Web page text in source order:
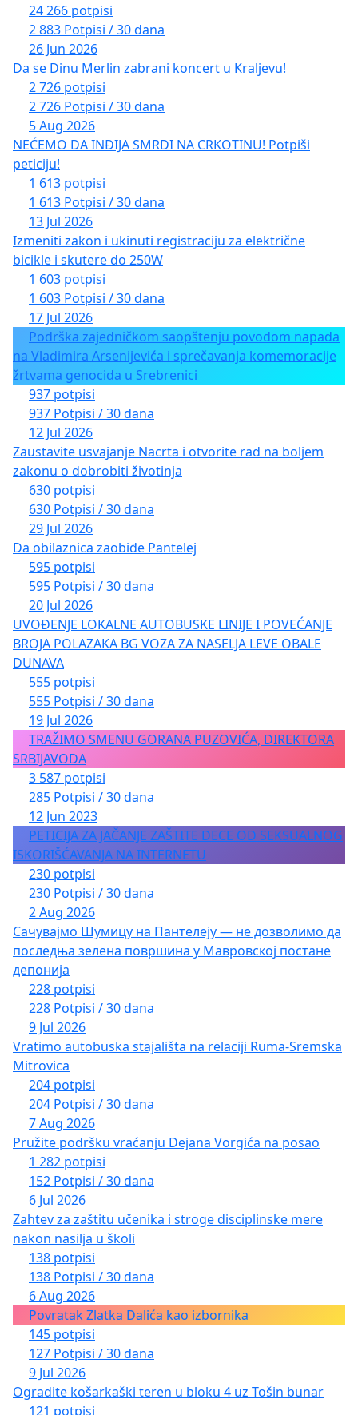
24 266 potpisi
2 883 Potpisi / 30 dana
26 Jun 2026
Da se Dinu Merlin zabrani koncert u Kraljevu!
2 726 potpisi
2 726 Potpisi / 30 dana
5 Aug 2026
NEĆEMO DA INĐIJA SMRDI NA CRKOTINU! Potpiši
peticiju!
1 613 potpisi
1 613 Potpisi / 30 dana
13 Jul 2026
Izmeniti zakon i ukinuti registraciju za električne
bicikle i skutere do 250W
1 603 potpisi
1 603 Potpisi / 30 dana
17 Jul 2026
Podrška zajedničkom saopštenju povodom napada
na Vladimira Arsenijevića i sprečavanja komemoracije
žrtvama genocida u Srebrenici
937 potpisi
937 Potpisi / 30 dana
12 Jul 2026
Zaustavite usvajanje Nacrta i otvorite rad na boljem
zakonu o dobrobiti životinja
630 potpisi
630 Potpisi / 30 dana
29 Jul 2026
Da obilaznica zaobiđe Pantelej
595 potpisi
595 Potpisi / 30 dana
20 Jul 2026
UVOĐENJE LOKALNE AUTOBUSKE LINIJE I POVEĆANJE
BROJA POLAZAKA BG VOZA ZA NASELJA LEVE OBALE
DUNAVA
555 potpisi
555 Potpisi / 30 dana
19 Jul 2026
TRAŽIMO SMENU GORANA PUZOVIĆA, DIREKTORA
SRBIJAVODA
3 587 potpisi
285 Potpisi / 30 dana
12 Jun 2023
PETICIJA ZA JAČANJE ZAŠTITE DECE OD SEKSUALNOG
ISKORIŠĆAVANJA NA INTERNETU
230 potpisi
230 Potpisi / 30 dana
2 Aug 2026
Сачувајмо Шумицу на Пантелеју — не дозволимо да
последња зелена површина у Мавровској постане
депонија
228 potpisi
228 Potpisi / 30 dana
9 Jul 2026
Vratimo autobuska stajališta na relaciji Ruma-Sremska
Mitrovica
204 potpisi
204 Potpisi / 30 dana
7 Aug 2026
Pružite podršku vraćanju Dejana Vorgića na posao
1 282 potpisi
152 Potpisi / 30 dana
6 Jul 2026
Zahtev za zaštitu učenika i stroge disciplinske mere
nakon nasilja u školi
138 potpisi
138 Potpisi / 30 dana
6 Aug 2026
Povratak Zlatka Dalića kao izbornika
145 potpisi
127 Potpisi / 30 dana
9 Jul 2026
Ogradite košarkaški teren u bloku 4 uz Tošin bunar
121 potpisi